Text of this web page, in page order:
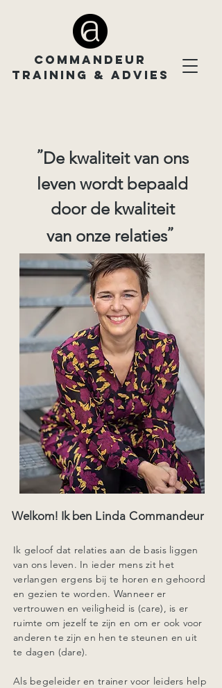
COMMANDEUR
TRAINING & ADVIES
"De kwaliteit van ons
leven wordt bepaald
door de kwaliteit
van onze relaties"
Welkom! Ik ben Linda Commandeur
Ik geloof dat relaties aan de basis liggen
van ons leven. In ieder mens zit het
verlangen ergens bij te horen en gehoord
en gezien te worden. Wanneer er
vertrouwen en veiligheid is (care), is er
ruimte om jezelf te zijn en om er ook voor
anderen te zijn en hen te steunen en uit
te dagen (dare).
Als begeleider en trainer voor leiders help